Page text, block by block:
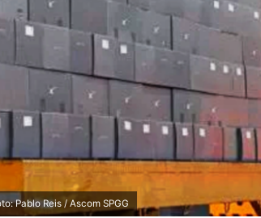
Pablo Reis / Ascom SPGG